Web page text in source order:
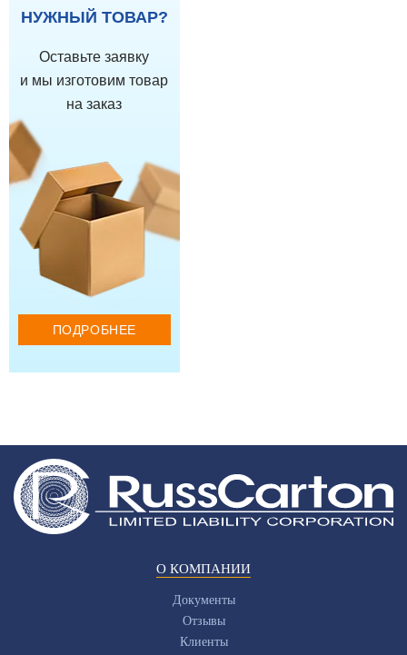
НУЖНЫЙ ТОВАР?
Оставьте заявку
и мы изготовим товар
на заказ
ПОДРОБНЕЕ
О КОМПАНИИ
Документы
Отзывы
Клиенты